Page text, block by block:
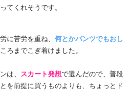
てくれそうです。
に苦労を重ね、 何とかパンツでもおし
ろまでこぎ着けました。
は、 スカート発想で選んだので、普段
を前提に買うものよりも、ちょっとド